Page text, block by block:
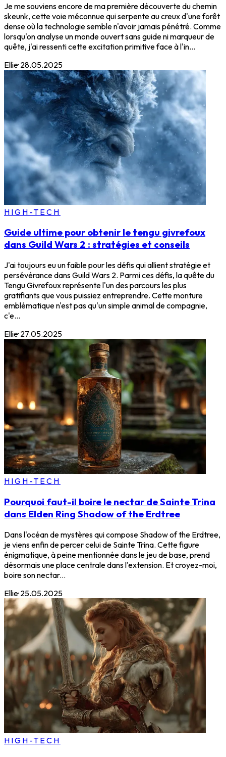
Je me souviens encore de ma première découverte du chemin
skeunk, cette voie méconnue qui serpente au creux d'une forêt
dense où la technologie semble n'avoir jamais pénétré. Comme
lorsqu'on analyse un monde ouvert sans guide ni marqueur de
quête, j'ai ressenti cette excitation primitive face à l'in...
Ellie· 28.05.2025
HIGH-TECH
Guide ultime pour obtenir le tengu givrefoux
dans Guild Wars 2 : stratégies et conseils
J'ai toujours eu un faible pour les défis qui allient stratégie et
persévérance dans Guild Wars 2. Parmi ces défis, la quête du
Tengu Givrefoux représente l'un des parcours les plus
gratifiants que vous puissiez entreprendre. Cette monture
emblématique n'est pas qu'un simple animal de compagnie,
c'e...
Ellie· 27.05.2025
HIGH-TECH
Pourquoi faut-il boire le nectar de Sainte Trina
dans Elden Ring Shadow of the Erdtree
Dans l'océan de mystères qui compose Shadow of the Erdtree,
je viens enfin de percer celui de Sainte Trina. Cette figure
énigmatique, à peine mentionnée dans le jeu de base, prend
désormais une place centrale dans l'extension. Et croyez-moi,
boire son nectar...
Ellie· 25.05.2025
HIGH-TECH